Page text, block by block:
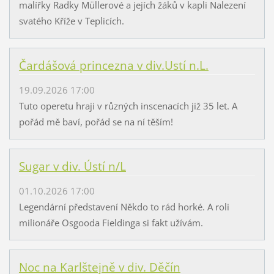
malířky Radky Müllerové a jejích žáků v kapli Nalezení
svatého Kříže v Teplicích.
Čardášová princezna v div.Ustí n.L.
19.09.2026 17:00
Tuto operetu hraji v různých inscenacích již 35 let. A
pořád mě baví, pořád se na ní těším!
Sugar v div. Ústí n/L
01.10.2026 17:00
Legendární představení Někdo to rád horké. A roli
milionáře Osgooda Fieldinga si fakt užívám.
Noc na Karlštejně v div. Děčín